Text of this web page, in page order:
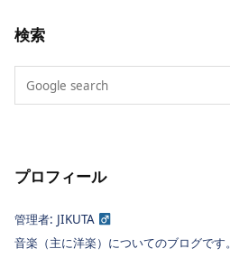
検索
プロフィール
管理者: JIKUTA
音楽（主に洋楽）についてのブログです。